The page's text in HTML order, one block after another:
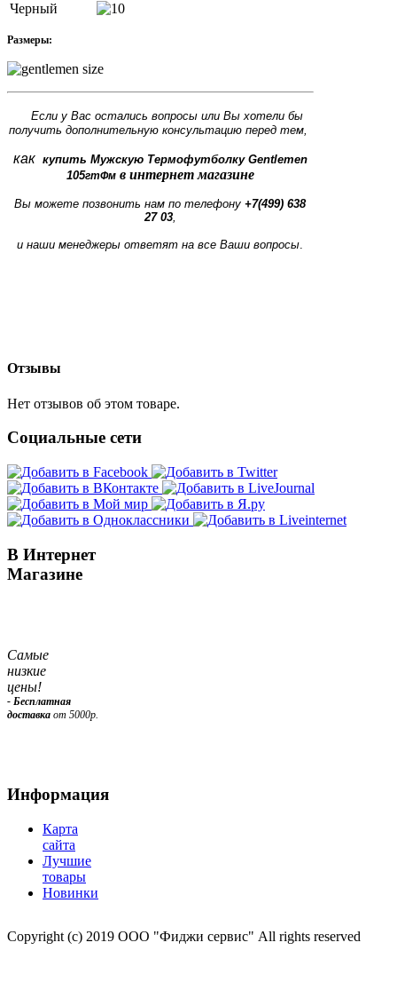
Черный
Размеры:
Если у Вас остались вопросы или Вы хотели бы
получить дополнительную консультацию перед тем,
каккупить Мужскую Термофутболку Gentlemen
105гтФм в интернет магазине
Вы можете позвонить нам по телефону+7(499) 638
27 03,
и наши менеджеры ответят на все Ваши вопросы.
Отзывы
Нет отзывов об этом товаре.
Социальные сети
В Интернет
Магазине
Самые
низкие
цены!
- Бесплатная
доставка от 5000р.
Информация
Карта
сайта
Лучшие
товары
Новинки
Copyright (c) 2019 ООО "Фиджи сервис" All rights reserved